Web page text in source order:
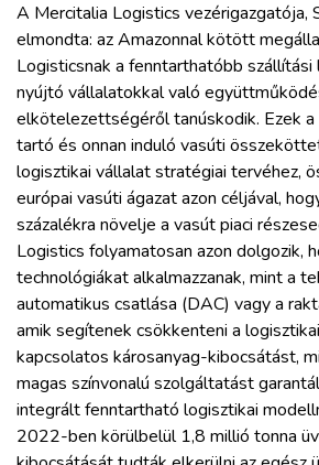
A Mercitalia Logistics vezérigazgatója,
elmondta: az Amazonnal kötött
Logisticsnak a fenntarthatóbb
nyújtó vállalatokkal való
elkötelezettségéről tanúskodik. Ezek
tartó és onnan induló vasúti
logisztikai vállalat stratégiai tervéhez,
európai vasúti ágazat azon céljával,
százalékra növelje a vasút piaci
Logistics folyamatosan azon dolgozik,
technológiákat alkalmazzanak, mint a
automatikus csatlása (DAC) vagy a
amik segítenek csökkenteni a
kapcsolatos károsanyag-kibocsátást,
magas színvonalú szolgáltatást
integrált fenntartható logisztikai
2022-ben körülbelül 1,8 millió tonna